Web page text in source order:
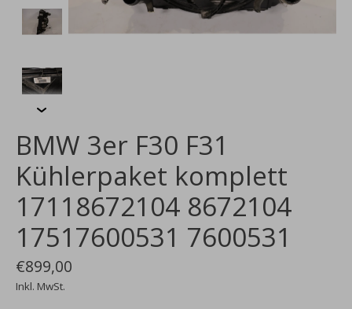
BMW 3er F30 F31
Kühlerpaket komplett
17118672104 8672104
17517600531 7600531
€899,00
Inkl. MwSt.